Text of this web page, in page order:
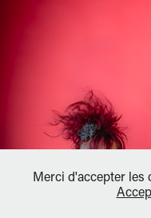
Merci d'accepter les